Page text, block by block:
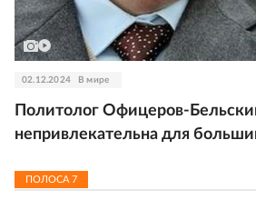
02.12.2024 В мире
Политолог Офицеров-
непривлекательна для
ПОЛОСА7